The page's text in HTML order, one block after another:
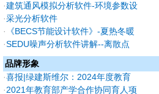
·建筑通风模拟分析软件-环境参数设
置及分析技巧
·采光分析软件
·
《BECS节能设计软件》-夏热冬暖
地区外遮阳及保温隔热常用做法。
·SEDU噪声分析软件讲解--离散点
的设置技巧
品牌形象
·喜报|绿建斯维尔：2024年度教育
部产学合作协同育人优秀案例数量
·2021年教育部产学合作协同育人项